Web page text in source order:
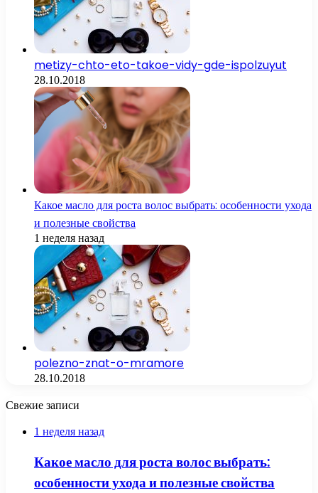
metizy-chto-eto-takoe-vidy-gde-ispolzuyut
28.10.2018
Какое масло для роста волос выбрать: особенности ухода
и полезные свойства
1 неделя назад
polezno-znat-o-mramore
28.10.2018
Свежие записи
1 неделя назад
Какое масло для роста волос выбрать:
особенности ухода и полезные свойства